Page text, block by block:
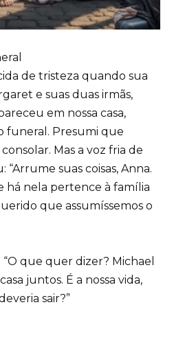
de tristeza quando sua
e suas duas irmãs,
em nossa casa,
funeral. Presumi que
Mas a voz fria de
suas coisas, Anna.
há nela pertence à família
que assumíssemos o
que quer dizer? Michael
juntos. É a nossa vida,
sair?”